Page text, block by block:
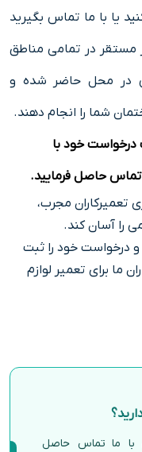
یا با ما تماس بگیرید
مستقر در تمامی مناطق
در محل حاضر شده و
شما را انجام دهند.
درخواست خود با
تماس حاصل فرمایید.
تعمیرکاران مجرب،
را آسان کند.
درخواست خود را ثبت
ما برای تعمیر لوازم
با ما تماس حاصل